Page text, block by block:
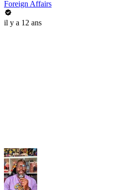
Foreign Affairs
il y a 12 ans